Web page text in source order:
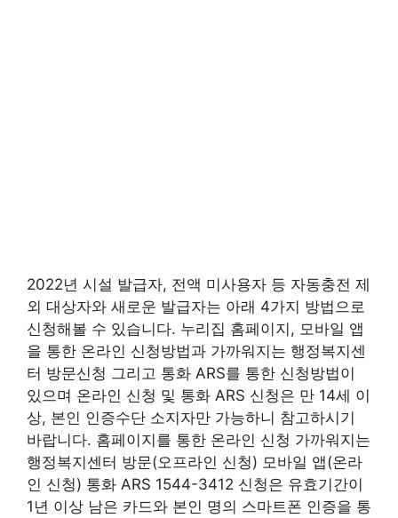
2022년 시설 발급자, 전액 미사용자 등 자동충전 제
외 대상자와 새로운 발급자는 아래 4가지 방법으로
신청해볼 수 있습니다. 누리집 홈페이지, 모바일 앱
을 통한 온라인 신청방법과 가까워지는 행정복지센
터 방문신청 그리고 통화 ARS를 통한 신청방법이
있으며 온라인 신청 및 통화 ARS 신청은 만 14세 이
상, 본인 인증수단 소지자만 가능하니 참고하시기
바랍니다. 홈페이지를 통한 온라인 신청 가까워지는
행정복지센터 방문(오프라인 신청) 모바일 앱(온라
인 신청) 통화 ARS 1544-3412 신청은 유효기간이
1년 이상 남은 카드와 본인 명의 스마트폰 인증을 통